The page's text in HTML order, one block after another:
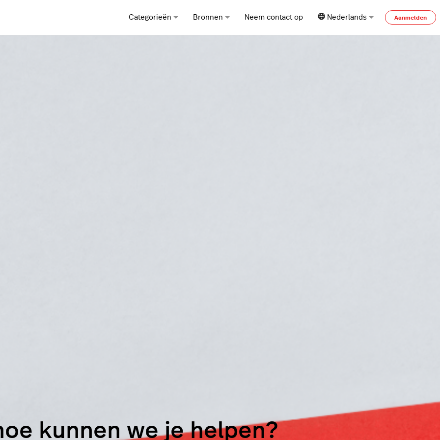
Categorieën Bronnen Neem contact op Nederlands Aanmelden
kunnen we je helpen?